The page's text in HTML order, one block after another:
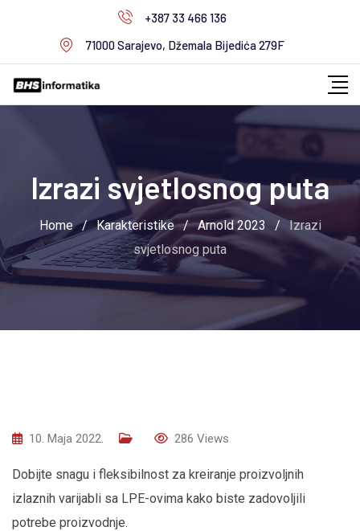
+387 33 466 136
71000 Sarajevo, Džemala Bijedića 279F
Izrazi svjetlosnog puta
Home / Karakteristike / Arnold 2023 /
Izrazi
svjetlosnog puta
10. Maja 2022. 286 Views
Dobijte snagu i fleksibilnost za kreiranje proizvoljnih
izlaznih varijabli sa LPE-ovima kako biste zadovoljili
potrebe proizvodnje.